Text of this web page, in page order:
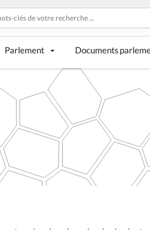
Parlement Documents